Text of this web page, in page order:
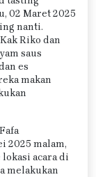
02 Maret 2025
nanti.
Riko dan
saus
es
makan
2025 malam,
lokasi acara di
melakukan